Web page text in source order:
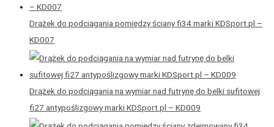
Drążek do podciągania pomiędzy ściany fi34 marki KDSport.pl –
KD007
Drążek do podciągania na wymiar nad futrynę do belki sufitowej
fi27 antypoślizgowy marki KDSport.pl – KD009